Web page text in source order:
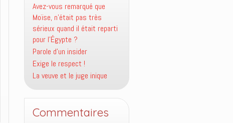
Avez-vous remarqué que
Moïse, n’était pas très
sérieux quand il était reparti
pour l’Égypte ?
Parole d’un insider
Exige le respect !
La veuve et le juge inique
Commentaires